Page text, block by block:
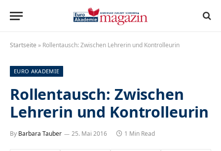
Startseite » Rollentausch: Zwischen Lehrerin und Kontrolleurin
EURO AKADEMIE
Rollentausch: Zwischen
Lehrerin und Kontrolleurin
By Barbara Tauber 25. Mai 2016 1 Min Read